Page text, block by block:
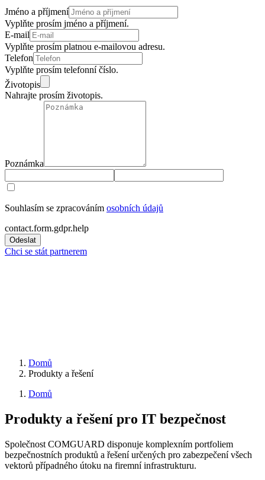
Jméno a příjmení
Vyplňte prosím jméno a příjmení.
E-mail
Vyplňte prosím platnou e-mailovou adresu.
Telefon
Vyplňte prosím telefonní číslo.
Životopis
Nahrajte prosím životopis.
Poznámka
Souhlasím se zpracováním osobních údajů
contact.form.gdpr.help
Odeslat
Chci se stát partnerem
Domů
Produkty a řešení
Domů
Produkty a řešení pro IT bezpečnost
Společnost COMGUARD disponuje komplexním portfoliem
bezpečnostních produktů a řešení určených pro zabezpečení všech
vektorů případného útoku na firemní infrastrukturu.